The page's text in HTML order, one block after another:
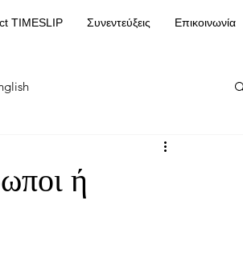
TIMESLIP Συνεντεύξεις Επικοινωνία
ή